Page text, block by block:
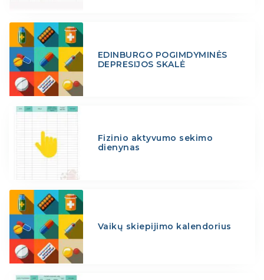
EDINBURGO POGIMDYMINĖS
DEPRESIJOS SKALĖ
Fizinio aktyvumo sekimo
dienynas
Vaikų skiepijimo kalendorius